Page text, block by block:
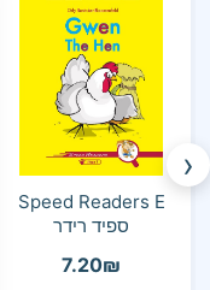
‹
Speed Readers E
ספיד רידר
7.20₪